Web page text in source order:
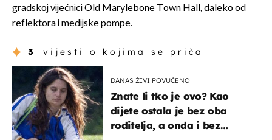
gradskoj vijećnici Old Marylebone Town Hall, daleko od
reflektora i medijske pompe.
3 vijesti o kojima se priča
DANAS ŽIVI POVUČENO
Znate li tko je ovo? Kao
dijete ostala je bez oba
roditelja, a onda i bez